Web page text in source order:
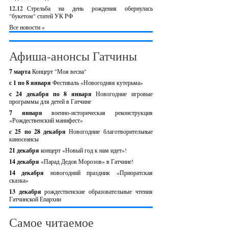
12.12 Стрельба на день рождения обернулась
"букетом" статей УК РФ
Все новости »
Афиша-анонсы Гатчины
7 мартаКонцерт "Моя весна"
с 1 по 8 января Фестиваль «Новогодняя кутерьма»
с 24 декабря по 8 январяНовогодние игровые
программы для детей в Гатчине
7 январявоенно-историческая реконструкция
«Рождественский манифест»
c 25 по 28 декабряНовогодние благотворительные
киносеансы
21 декабря концерт «Новый год к нам идет»!
14 декабря «Парад Дедов Морозов» в Гатчине!
14 декабря новогодний праздник «Приоратская
сказка»
13 декабрярождественские образовательные чтения
Гатчинской Епархии
Самое читаемое